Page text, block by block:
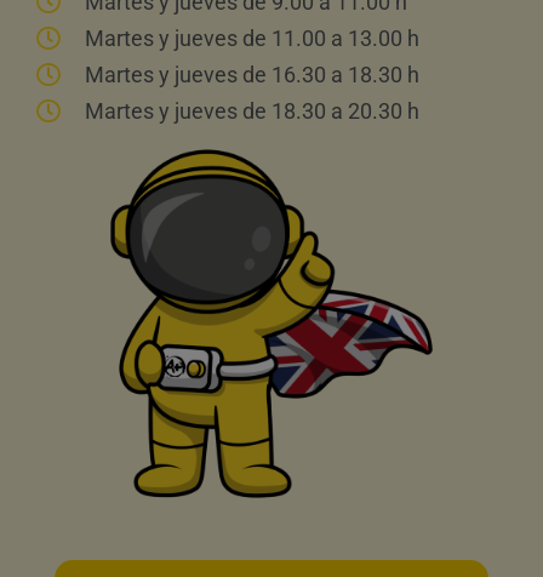
Martes y jueves de 11.00 a 13.00 h
Martes y jueves de 16.30 a 18.30 h
Martes y jueves de 18.30 a 20.30 h